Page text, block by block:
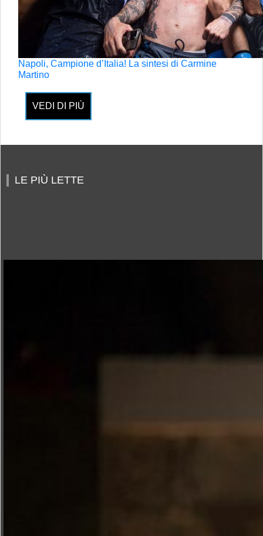
Napoli, Campione d’Italia! La sintesi di Carmine
Martino
VEDI DI PIÙ
LE PIÙ LETTE